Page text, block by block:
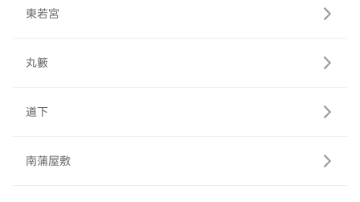
東若宮
丸籔
道下
南蒲屋敷